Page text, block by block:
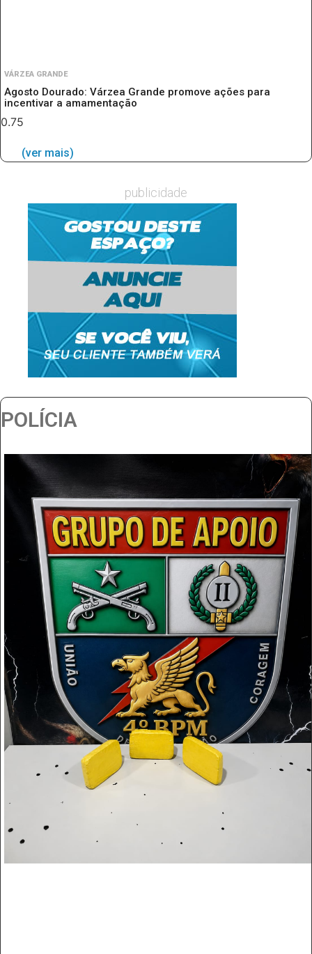
VÁRZEA GRANDE
Agosto Dourado: Várzea Grande promove ações para
incentivar a amamentação
(ver mais)
publicidade
POLÍCIA